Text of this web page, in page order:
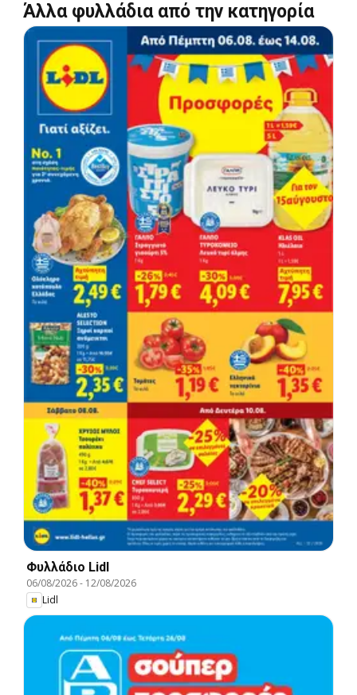
Άλλα φυλλάδια από την κατηγορία
Φυλλάδιο Lidl
06/08/2026- 12/08/2026
Lidl